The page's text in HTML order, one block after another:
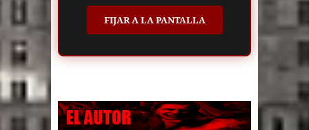
FIJAR A LA PANTALLA